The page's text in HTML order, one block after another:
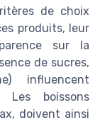
de choix
produits, leur
sur la
de sucres,
influencent
Les boissons
doivent ainsi